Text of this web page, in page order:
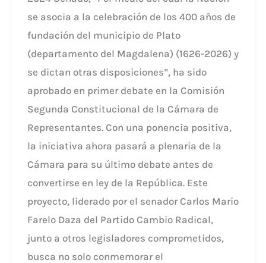
se asocia a la celebración de los 400 años de
fundación del municipio de Plato
(departamento del Magdalena) (1626-2026) y
se dictan otras disposiciones”, ha sido
aprobado en primer debate en la Comisión
Segunda Constitucional de la Cámara de
Representantes. Con una ponencia positiva,
la iniciativa ahora pasará a plenaria de la
Cámara para su último debate antes de
convertirse en ley de la República. Este
proyecto, liderado por el senador Carlos Mario
Farelo Daza del Partido Cambio Radical,
junto a otros legisladores comprometidos,
busca no solo conmemorar el